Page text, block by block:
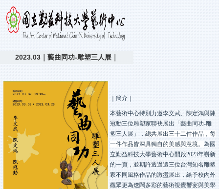
2023.03｜藝曲同功-雕塑三人展｜
｜簡介｜
本藝術中心特別力邀李文武、陳定鴻與陳
冠勳三位雕塑家聯袂展出「藝曲同功-雕
塑三人展」， 總共展出三十二件作品，每
一件作品皆深具獨自的美感與意境。 為國
立勤益科技大學藝術中心開啟2023年嶄新
的一頁，並期許透過這三位台灣知名雕塑
家不同風格作品的激盪展出，給予校內外
觀眾更為遼闊多彩的藝術視覺饗宴與美學